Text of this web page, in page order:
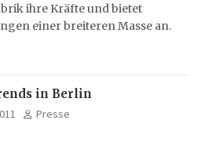
ihre Kräfte und bietet
einer breiteren Masse an.
in Berlin
Presse